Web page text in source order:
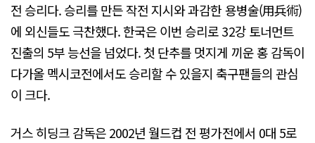
전 승리다. 승리를 만든 작전 지시와 과감한 용병술(用兵術)
에 외신들도 극찬했다. 한국은 이번 승리로 32강 토너먼트
진출의 5부 능선을 넘었다. 첫 단추를 멋지게 끼운 홍 감독이
다가올 멕시코전에서도 승리할 수 있을지 축구팬들의 관심
이 크다.
거스 히딩크 감독은 2002년 월드컵 전 평가전에서 0대 5로